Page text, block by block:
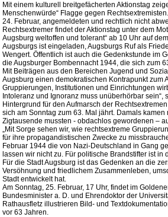
Mit einem kulturell breitgefächerten Aktionstag
Menschenwürde“ Flagge gegen
24. Februar, angemeldeten und rechtlich nicht
Rechtsextremer findet der Aktionstag unter dem
Augsburg weltoffen und tolerant“ ab 10 Uhr auf
Augsburgs ist eingeladen, Augsburgs Ruf als
Wengert. Öffentlich ist auch die Gedenkstunde im
die Augsburger Bombennacht 1944, die sich zum
Mit Beiträgen aus den Bereichen Jugend und
Augsburg einen demokratischen Kontrapunkt zum
Gruppierungen, Institutionen und Einrichtungen
Intoleranz und Ignoranz muss unüberhörbar
Hintergrund für den Aufmarsch der
sich am Sonntag zum 63. Mal jährt. Damals
Zigtausende mussten - obdachlos gewordenen –
„Mit Sorge sehen wir, wie rechtsextreme
für ihre propagandistischen Zwecke zu
Februar 1944 die von Nazi-Deutschland in Gang
lassen wir nicht zu. Für politische Brandstifter ist
Für die Stadt Augsburg ist das Gedenken an die
Versöhnung und friedlichem Zusammenleben,
Stadt entwickelt hat.
Am Sonntag, 25. Februar, 17 Uhr, findet im
Bundesminister a. D. und Ehrendoktor der
Rathausfletz illustrieren Bild- und
vor 63 Jahren.